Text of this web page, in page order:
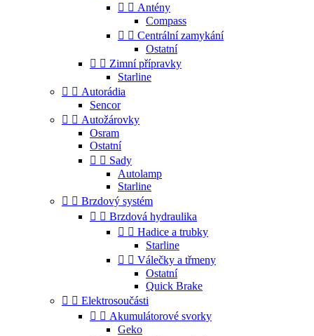
  Antény
Compass
  Centrální zamykání
Ostatní
  Zimní přípravky
Starline
  Autorádia
Sencor
  Autožárovky
Osram
Ostatní
  Sady
Autolamp
Starline
  Brzdový systém
  Brzdová hydraulika
  Hadice a trubky
Starline
  Válečky a třmeny
Ostatní
Quick Brake
  Elektrosoučásti
  Akumulátorové svorky
Geko